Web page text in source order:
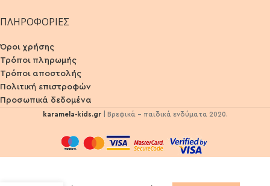
ΠΛΗΡΟΦΟΡΙΕΣ
Όροι χρήσης
Τρόποι πληρωμής
Τρόποι αποστολής
Πολιτική επιστροφών
Προσωπικά δεδομένα
karamela-kids.gr | Βρεφικά - παιδικά ενδύματα 2020.